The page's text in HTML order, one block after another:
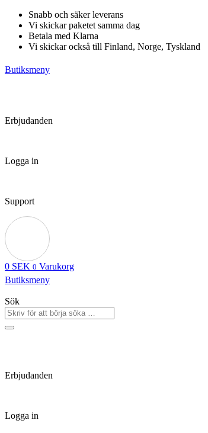
Hoppa
innehåll
Snabb och säker leverans
Vi skickar paketet samma dag
Betala med Klarna
Vi skickar också till Finland, Norge, Tyskland
Butiksmeny
Erbjudanden
Logga in
Support
0 SEK 0 Varukorg
Butiksmeny
Sök
Erbjudanden
Logga in